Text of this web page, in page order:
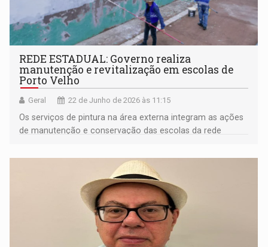
REDE ESTADUAL: Governo realiza
manutenção e revitalização em escolas de
Porto Velho
Geral 22 de Junho de 2026 às 11:15
Os serviços de pintura na área externa integram as ações
de manutenção e conservação das escolas da rede